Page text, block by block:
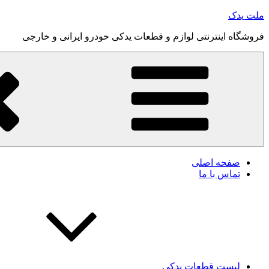
رفتن
محتوا
ملت یدک
فروشگاه اینترنتی لوازم و قطعات یدکی خودرو ایرانی و خارجی
صفحه اصلی
تماس با ما
لیست قطعات یدکی